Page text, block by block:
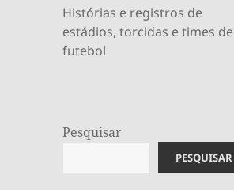
Histórias e registros de
estádios, torcidas e times de
futebol
Pesquisar
PESQUISAR